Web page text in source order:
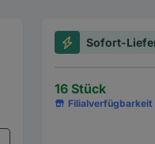
Sofort-
16 Stück
Filialverfügbarkeit